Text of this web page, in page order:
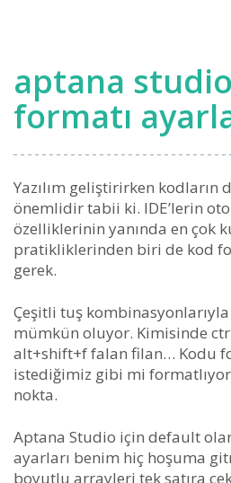
aptana
formatı
Yazılım geliştirirken kodların
önemlidir tabii ki. IDE’lerin
özelliklerinin yanında en çok
pratikliklerinden biri de kod
gerek.
Çeşitli tuş
mümkün oluyor. Kimisinde
alt+shift+f falan filan… Kodu
istediğimiz gibi mi
nokta.
Aptana Studio için default
ayarları benim hiç hoşuma
boyutlu arrayleri tek satıra